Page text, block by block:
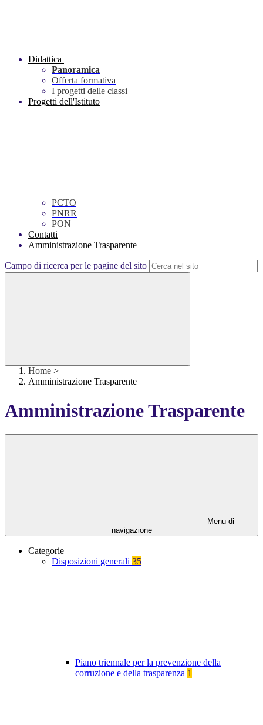
Didattica
Panoramica
Offerta formativa
I progetti delle classi
Progetti dell'Istituto
PCTO
PNRR
PON
Contatti
Amministrazione Trasparente
Campo di ricerca per le pagine del sito
Home >
Amministrazione Trasparente
Amministrazione Trasparente
Menu di
navigazione
Categorie
Disposizioni generali 35
Piano triennale per la prevenzione della
corruzione e della trasparenza 1